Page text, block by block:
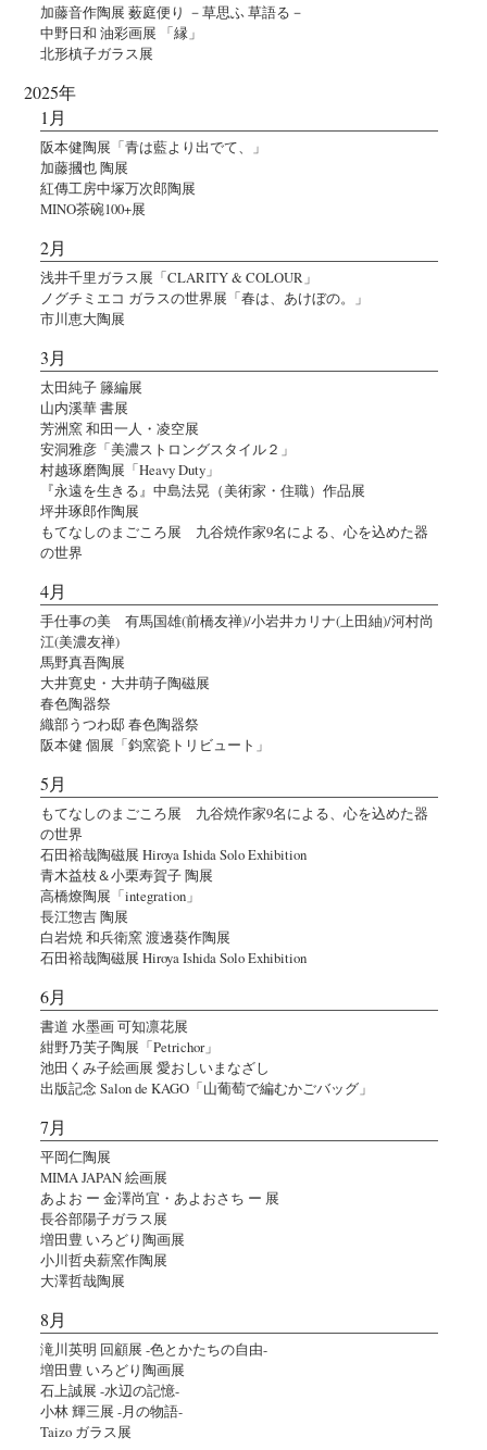
加藤音作陶展 薮庭便り －草思ふ 草語る－
中野日和 油彩画展 「縁」
北形槙子ガラス展
2025年
1月
阪本健陶展「青は藍より出でて、」
加藤摑也 陶展
紅傳工房中塚万次郎陶展
MINO茶碗100+展
2月
浅井千里ガラス展「CLARITY & COLOUR」
ノグチミエコ ガラスの世界展「春は、あけぼの。」
市川恵大陶展
3月
太田純子 籐編展
山内溪華 書展
芳洲窯 和田一人・凌空展
安洞雅彦「美濃ストロングスタイル２」
村越琢磨陶展「Heavy Duty」
『永遠を生きる』中島法晃（美術家・住職）作品展
坪井琢郎作陶展
もてなしのまごころ展 九谷焼作家9名による、心を込めた器
の世界
4月
手仕事の美 有馬国雄(前橋友禅)/小岩井カリナ(上田紬)/河村尚
江(美濃友禅)
馬野真吾陶展
大井寛史・大井萌子陶磁展
春色陶器祭
織部うつわ邸 春色陶器祭
阪本健 個展「鈞窯瓷トリビュート」
5月
もてなしのまごころ展 九谷焼作家9名による、心を込めた器
の世界
石田裕哉陶磁展 Hiroya Ishida Solo Exhibition
青木益枝＆小栗寿賀子 陶展
高橋燎陶展「integration」
長江惣吉 陶展
白岩焼 和兵衛窯 渡邊葵作陶展
石田裕哉陶磁展 Hiroya Ishida Solo Exhibition
6月
書道 水墨画 可知凛花展
紺野乃芙子陶展「Petrichor」
池田くみ子絵画展 愛おしいまなざし
出版記念 Salon de KAGO「山葡萄で編むかごバッグ」
7月
平岡仁陶展
MIMA JAPAN 絵画展
あよお ー 金澤尚宜・あよおさち ー 展
長谷部陽子ガラス展
増田豊 いろどり陶画展
小川哲央薪窯作陶展
大澤哲哉陶展
8月
滝川英明 回顧展 -色とかたちの自由-
増田豊 いろどり陶画展
石上誠展 -水辺の記憶-
小林 輝三展 -月の物語-
Taizo ガラス展